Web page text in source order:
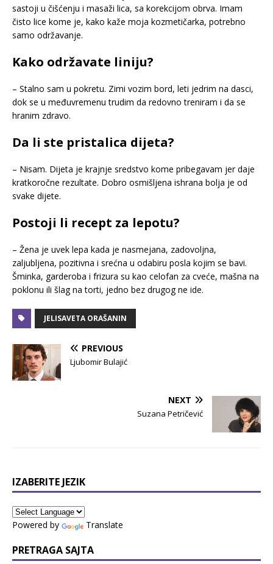
sastoji u čišćenju i masaži lica, sa korekcijom obrva. Imam
čisto lice kome je, kako kaže moja kozmetičarka, potrebno
samo održavanje.
Kako održavate liniju?
– Stalno sam u pokretu. Zimi vozim bord, leti jedrim na dasci,
dok se u međuvremenu trudim da redovno treniram i da se
hranim zdravo.
Da li ste pristalica dijeta?
– Nisam. Dijeta je krajnje sredstvo kome pribegavam jer daje
kratkoročne rezultate. Dobro osmišljena ishrana bolja je od
svake dijete.
Postoji li recept za lepotu?
– Žena je uvek lepa kada je nasmejana, zadovoljna,
zaljubljena, pozitivna i srećna u odabiru posla kojim se bavi.
Šminka, garderoba i frizura su kao celofan za cveće, mašna na
poklonu ili šlag na torti, jedno bez drugog ne ide.
JELISAVETA ORAŠANIN
PREVIOUS
Ljubomir Bulajić
NEXT
Suzana Petričević
IZABERITE JEZIK
Powered by Translate
PRETRAGA SAJTA